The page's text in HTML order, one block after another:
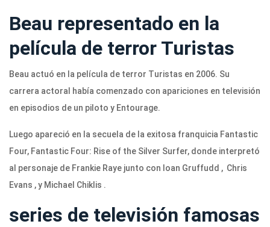
Beau representado en la
película de terror Turistas
Beau actuó en la película de terror Turistas en 2006. Su
carrera actoral había comenzado con apariciones en televisión
en episodios de un piloto y Entourage.
Luego apareció en la secuela de la exitosa franquicia Fantastic
Four, Fantastic Four: Rise of the Silver Surfer, donde interpretó
al personaje de Frankie Raye junto con Ioan Gruffudd , Chris
Evans , y Michael Chiklis .
series de televisión famosas